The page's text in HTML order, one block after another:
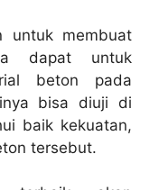
untuk membuat
dapat untuk
beton pada
bisa diuji di
baik kekuatan,
tersebut.